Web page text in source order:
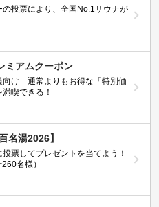
の投票により、全国No.1サウナが
ミアムクーポン
向け 通常よりもお得な「特別価
喫できる！
名湯2026】
票してプレゼントを当てよう！
名様）